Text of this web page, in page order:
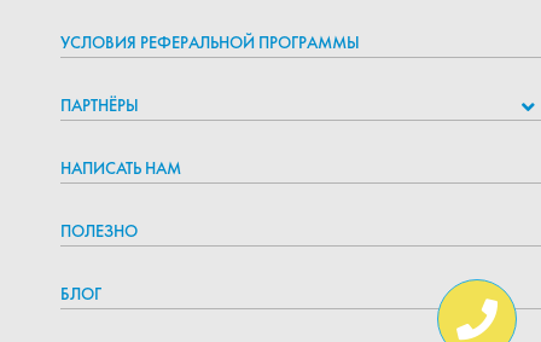
УСЛОВИЯ РЕФЕРАЛЬНОЙ ПРОГРАММЫ
ПАРТНЁРЫ
НАПИСАТЬ НАМ
ПОЛЕЗНО
БЛОГ